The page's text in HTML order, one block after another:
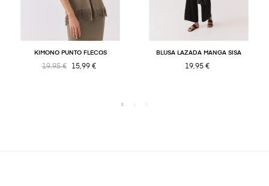
KIMONO PUNTO FLECOS
19,95 € 15,99 €
BLUSA LAZADA MANGA SISA
19,95 €